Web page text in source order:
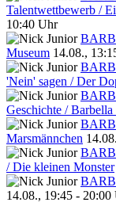
Talentwettbewerb /
10:40 Uhr
Museum 14.08.,
'Nein' sagen / Der
Geschichte /
Marsmännchen
/ Die kleinen Monster
14.08., 19:45 - 20:00